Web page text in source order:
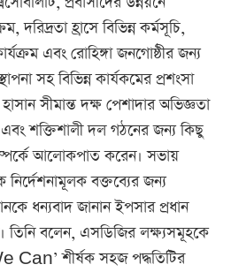
দরিদ্রতা হ্রাসে বিভিন্ন কর্মসূচি,
এবং রোহিঙ্গা জনগোষ্ঠীর জন্য
সহ বিভিন্ন কার্যকমের প্রশংসা
সীমান্ত দক্ষ পেশাদার অভিজ্ঞতা
শক্তিশালী দল গঠনের জন্য কিছু
আলোকপাত করেন। সভায়
বক্তব্যের জন্য
ধন্যবাদ জানান ইপসার প্রধান
তিনি বলেন, এসডিজির লক্ষ্যসমূহকে
Can’ শীর্ষক সহজ পদ্ধতিটির